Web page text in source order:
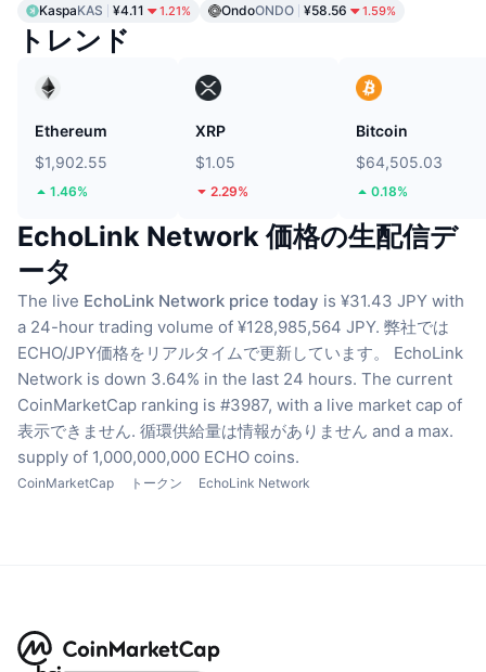
KaspaKAS ¥4.11 1.21% OndoONDO ¥58.56 1.59%
トレンド
Ethereum
$1,902.55
1.46%
XRP
$1.05
2.29%
Bitcoin
$64,505.03
0.18%
EchoLink Network 価格の生配信デ
ータ
The live EchoLink Network price today is ¥31.43 JPY with
a 24-hour trading volume of ¥128,985,564 JPY. 弊社では
ECHO/JPY価格をリアルタイムで更新しています。
EchoLink
Network is down 3.64% in the last 24 hours. The current
CoinMarketCap ranking is #3987, with a live market cap of
表示できません. 循環供給量は情報がありません and a max.
supply of 1,000,000,000 ECHO coins.
CoinMarketCap トークン EchoLink Network